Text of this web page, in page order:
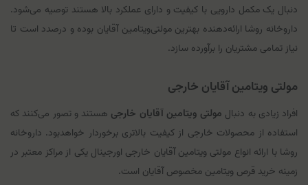
دنبال یک مکمل دارویی با کیفیت و دارای عملکرد بالا هستند توصیه می‌شود.
داروخانه روشا ارائه‌دهنده بهترین مولتی‌ویتامین آقایان بوده و درصدد است تا
نیاز تمامی مشتریان را برآورده سازد.
مولتی ویتامین آقایان خارجی
افراد زیادی به دنبال مولتی ویتامین آقایان خارجی هستند و تصور می‌کنند که
استفاده از محصولات خارجی از کیفیت بالاتری برخوردار خواهدبود. داروخانه
روشا با ارائه انواع مولتی ویتامین آقایان خارجی اورجینال یکی از مراکز معتبر در
زمینه خرید قرص ویتامین مخصوص آقایان است.